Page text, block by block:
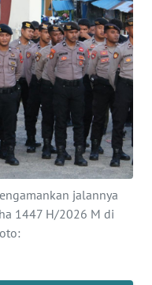
jalannya
1447 H/2026 M di